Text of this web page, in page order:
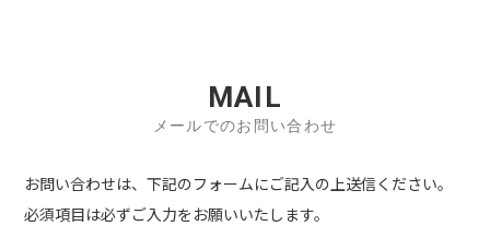
MAIL
メールでのお問い合わせ
お問い合わせは、下記のフォームにご記入の上送信ください。
必須項目は必ずご入力をお願いいたします。